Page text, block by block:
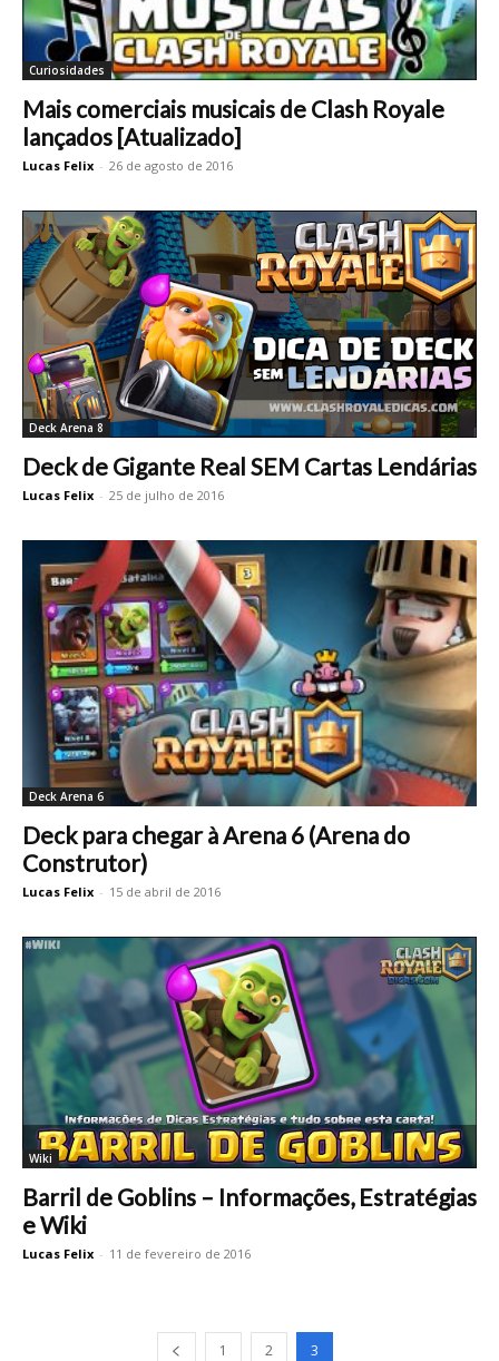
Curiosidades
Mais comerciais musicais de Clash Royale
lançados [Atualizado]
Lucas Felix - 26 de agosto de 2016
Deck Arena 8
Deck de Gigante Real SEM Cartas Lendárias
Lucas Felix - 25 de julho de 2016
Deck Arena 6
Deck para chegar à Arena 6 (Arena do
Construtor)
Lucas Felix - 15 de abril de 2016
Wiki
Barril de Goblins – Informações, Estratégias
e Wiki
Lucas Felix - 11 de fevereiro de 2016
1 2 3